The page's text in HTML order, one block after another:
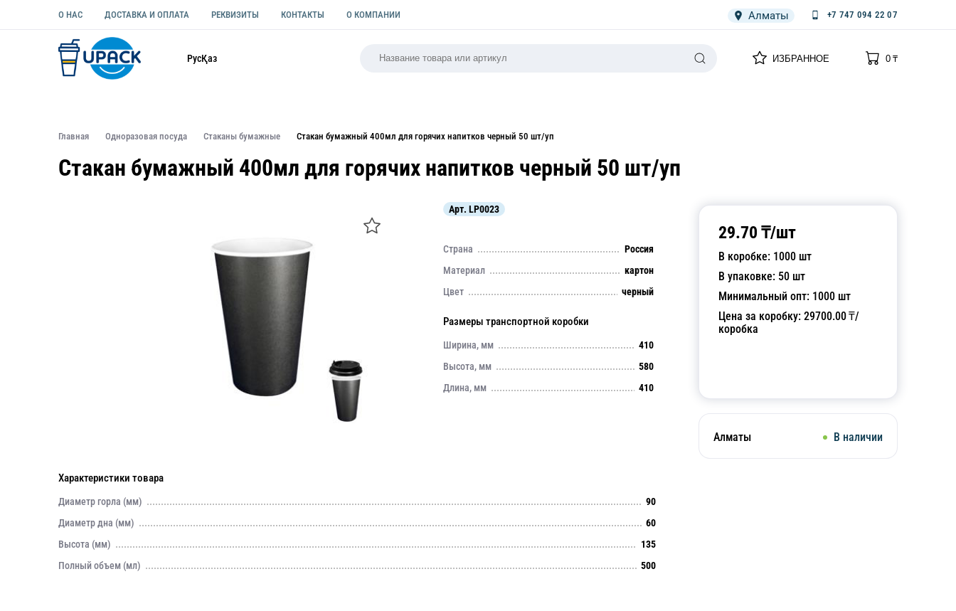
О НАС ДОСТАВКА И ОПЛАТА РЕКВИЗИТЫ КОНТАКТЫ О КОМПАНИИ Алматы +7 747 094 22 07
РусҚаз ИЗБРАННОЕ
0
0₸
Главная Одноразовая посуда Стаканы бумажные Стакан бумажный 400мл для горячих напитков черный 50 шт/уп
Стакан бумажный 400мл для горячих напитков черный 50 шт/уп
29.70 ₸/шт
В коробке: 1000 шт
В упаковке: 50 шт
Минимальный опт: 1000 шт
Цена за коробку: 29700.00₸/
коробка
Алматы В наличии
Арт. LP0023
Страна
Россия
Материал
картон
Цвет
черный
Размеры транспортной коробки
Ширина, мм
410
Высота, мм
580
Длина, мм
410
Характеристики товара
Диаметр горла (мм)
90
Диаметр дна (мм)
60
Высота (мм)
135
Полный объем (мл)
500